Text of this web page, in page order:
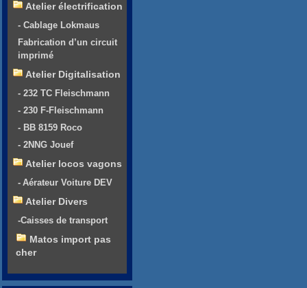
Atelier électrification
- Cablage Lokmaus
Fabrication d’un circuit
imprimé
Atelier Digitalisation
- 232 TC Fleischmann
- 230 F-Fleischmann
- BB 8159 Roco
- 2NNG Jouef
Atelier locos vagons
- Aérateur Voiture DEV
Atelier Divers
-Caisses de transport
Matos import pas
cher